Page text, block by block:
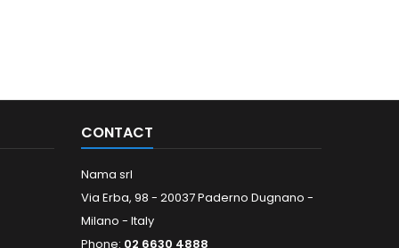
CONTACT
Nama srl
Via Erba, 98 - 20037 Paderno Dugnano -
Milano - Italy
Phone: 02 6630 4888